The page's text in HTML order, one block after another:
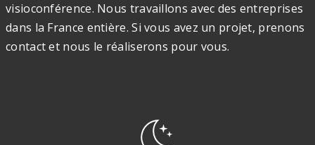
visioconférence. Nous travaillons avec des entreprises
dans la France entière. Si vous avez un projet, prenons
contact et nous le réaliserons pour vous.